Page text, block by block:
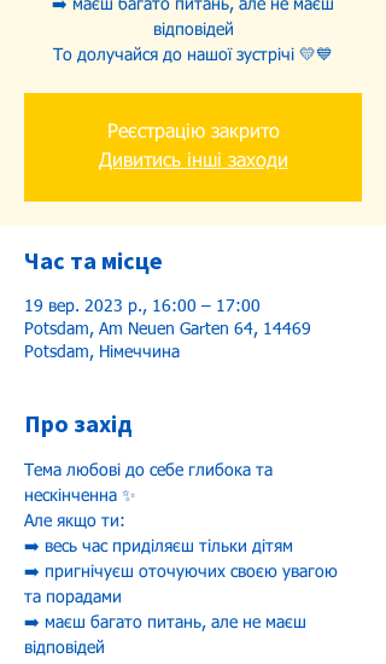
➡️ маєш багато питань, але не маєш
відповідей
То долучайся до нашої зустрічі 💛💙
Реєстрацію закрито
Дивитись інші заходи
Час та місце
19 вер. 2023 р., 16:00 – 17:00
Potsdam, Am Neuen Garten 64, 14469
Potsdam, Німеччина
Про захід
Тема любові до себе глибока та
нескінченна ✨
Але якщо ти:
➡️ весь час приділяєш тільки дітям
➡️ пригнічуєш оточуючих своєю увагою
та порадами
➡️ маєш багато питань, але не маєш
відповідей